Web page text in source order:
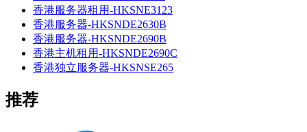
香港服务器租用-HKSNE3123
香港服务器-HKSNDE2630B
香港服务器-HKSNDE2690B
香港主机租用-HKSNDE2690C
香港独立服务器-HKSNSE265
推荐